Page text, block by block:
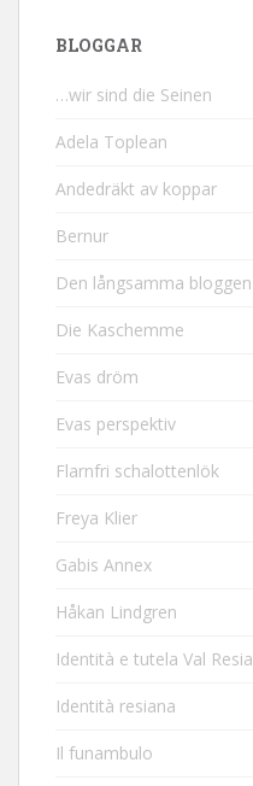
BLOGGAR
…wir sind die Seinen
Adela Toplean
Andedräkt av koppar
Bernur
Den långsamma bloggen
Die Kaschemme
Evas dröm
Evas perspektiv
Flarnfri schalottenlök
Freya Klier
Gabis Annex
Håkan Lindgren
Identità e tutela Val Resia
Identità resiana
Il funambulo